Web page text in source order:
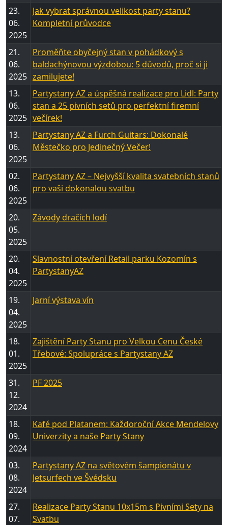
23.
06.
2025
Jak vybrat správnou velikost party stanu?
Kompletní průvodce
21.
06.
2025
Proměňte obyčejný stan v pohádkový s
baldachýnovou výzdobou: 5 důvodů, proč si ji
zamilujete!
13.
06.
2025
Partystany AZ a úspěšná realizace pro Lidl: Party
stan a 25 pivních setů pro perfektní firemní
večírek!
13.
06.
2025
Partystany AZ a Furch Guitars: Dokonalé
Městečko pro Jedinečný Večer!
02.
06.
2025
Partystany AZ – Nejvyšší kvalita svatebních stanů
pro vaši dokonalou svatbu
20.
05.
2025
Závody dračích lodí
20.
04.
2025
Slavnostní otevření Retail parku Kozomín s
PartystanyAZ
19.
04.
2025
Jarní výstava vín
18.
01.
2025
Zajištění Party Stanu pro Velkou Cenu České
Třebové: Spolupráce s Partystany AZ
31.
12.
2024
PF 2025
18.
09.
2024
Kafé pod Platanem: Každoroční Akce Mendelovy
Univerzity a naše Party Stany
03.
08.
2024
Partystany AZ na světovém šampionátu v
Jetsurfech ve Švédsku
27.
07.
Realizace Party Stanu 10x15m s Pivními Sety na
Svatbu